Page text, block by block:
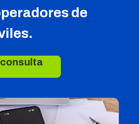
de